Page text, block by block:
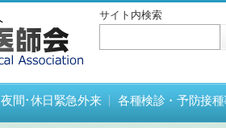
サイト内検索
夜間･休日緊急外来 各種検診・予防接種